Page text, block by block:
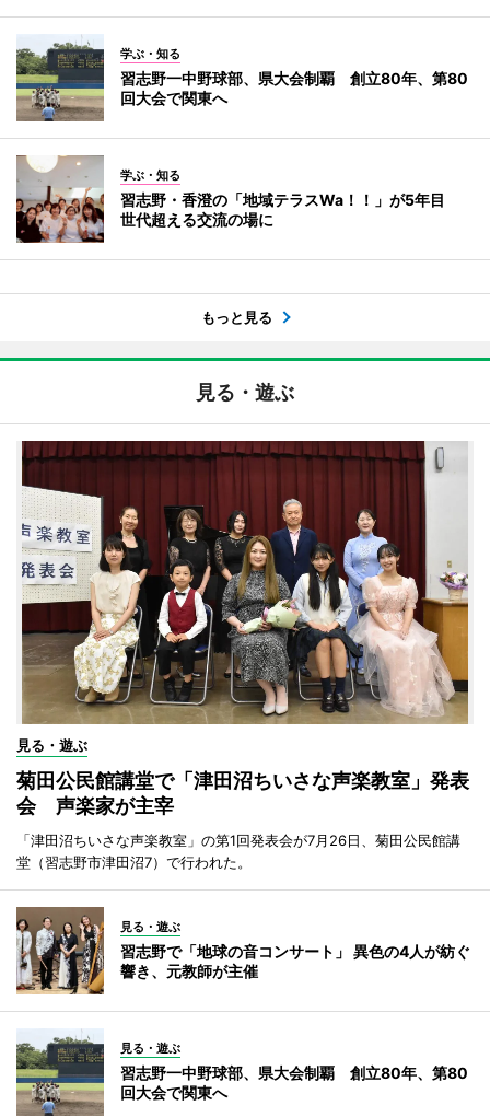
学ぶ・知る
習志野一中野球部、県大会制覇 創立80年、第80
回大会で関東へ
学ぶ・知る
習志野・香澄の「地域テラスWa！！」が5年目
世代超える交流の場に
もっと見る
見る・遊ぶ
見る・遊ぶ
菊田公民館講堂で「津田沼ちいさな声楽教室」発表
会 声楽家が主宰
「津田沼ちいさな声楽教室」の第1回発表会が7月26日、菊田公民館講
堂（習志野市津田沼7）で行われた。
見る・遊ぶ
習志野で「地球の音コンサート」 異色の4人が紡ぐ
響き、元教師が主催
見る・遊ぶ
習志野一中野球部、県大会制覇 創立80年、第80
回大会で関東へ